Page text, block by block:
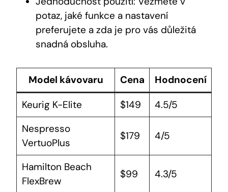
potaz, jaké funkce a nastavení
preferujete a zda je pro vás důležitá
snadná obsluha.
Model kávovaru Cena
Hodnocení
Keurig K-Elite
$149
4.5/5
Nespresso
VertuoPlus
$179 4/5
Hamilton Beach
FlexBrew
$99 4.3/5